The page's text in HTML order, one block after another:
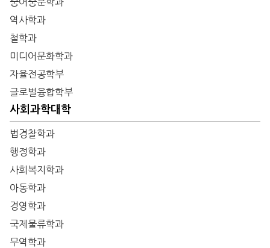
역사학과
철학과
미디어문화학과
자율전공학부
글로벌융합학부
사회과학대학
법경찰학과
행정학과
사회복지학과
아동학과
경영학과
국제물류학과
무역학과